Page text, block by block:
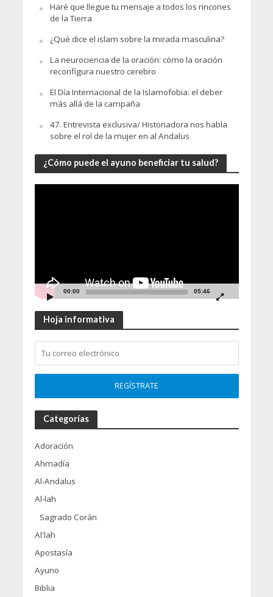
Haré que llegue tu mensaje a todos los rincones
de la Tierra
¿Qué dice el islam sobre la mirada masculina?
La neurociencia de la oración: cómo la oración
reconfigura nuestro cerebro
El Día Internacional de la Islamofobia: el deber
más allá de la campaña
47. Entrevista exclusiva/ Historiadora nos habla
sobre el rol de la mujer en al Andalus
¿Cómo puede el ayuno beneficiar tu salud?
00:00 05:46
Hoja informativa
Categorías
Adoración
Ahmadía
Al-Andalus
Al-lah
Sagrado Corán
Al'lah
Apostasía
Ayuno
Biblia